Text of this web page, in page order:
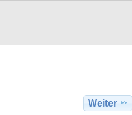
Weiter